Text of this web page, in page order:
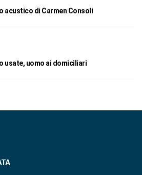
acustico di Carmen Consoli
usate, uomo ai domiciliari